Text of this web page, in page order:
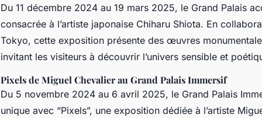
Du 11 décembre 2024 au 19 mars 2025, le Grand Palais
consacrée à l’artiste japonaise Chiharu Shiota. En
Tokyo, cette exposition présente des œuvres
invitant les visiteurs à découvrir l’univers sensible et
Pixels de Miguel Chevalier au Grand Palais Immersif
Du 5 novembre 2024 au 6 avril 2025, le Grand Palais
unique avec “Pixels”, une exposition dédiée à l’artiste